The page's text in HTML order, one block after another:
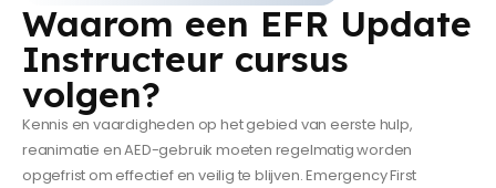
Waarom een EFR Update
Instructeur cursus
volgen?
Kennis en vaardigheden op het gebied van eerste hulp,
reanimatie en AED-gebruik moeten regelmatig worden
opgefrist om effectief en veilig te blijven. Emergency First